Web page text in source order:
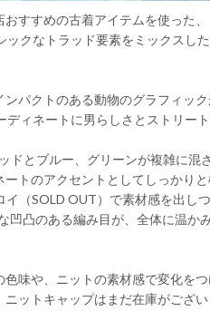
すすめの古着アイテムを使った
クなトラッド要素をミックスし
パクトのある動物のグラフィッ
ィネートに男らしさとストリー
ドとブルー、グリーンが複雑に混
トのアクセントとしてしっかりと
イ（SOLD OUT）で素材感を出し
凸のある編み目が、全体に温か
味や、ニットの素材感で変化を
ットキャップはまだ在庫がござ